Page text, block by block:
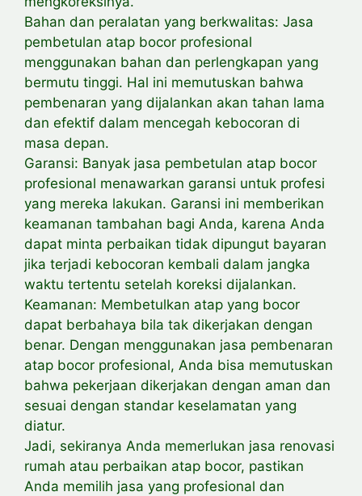
Bahan dan peralatan yang berkwalitas: Jasa
pembetulan atap bocor profesional
menggunakan bahan dan perlengkapan yang
bermutu tinggi. Hal ini memutuskan bahwa
pembenaran yang dijalankan akan tahan lama
dan efektif dalam mencegah kebocoran di
masa depan.
Garansi: Banyak jasa pembetulan atap bocor
profesional menawarkan garansi untuk profesi
yang mereka lakukan. Garansi ini memberikan
keamanan tambahan bagi Anda, karena Anda
dapat minta perbaikan tidak dipungut bayaran
jika terjadi kebocoran kembali dalam jangka
waktu tertentu setelah koreksi dijalankan.
Keamanan: Membetulkan atap yang bocor
dapat berbahaya bila tak dikerjakan dengan
benar. Dengan menggunakan jasa pembenaran
atap bocor profesional, Anda bisa memutuskan
bahwa pekerjaan dikerjakan dengan aman dan
sesuai dengan standar keselamatan yang
diatur.
Jadi, sekiranya Anda memerlukan jasa renovasi
rumah atau perbaikan atap bocor, pastikan
Anda memilih jasa yang profesional dan